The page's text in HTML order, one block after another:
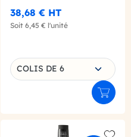
panier
38,68 € HT
Soit 6,45 € l'unité
Choisissez une déclinaison
COLIS DE 6